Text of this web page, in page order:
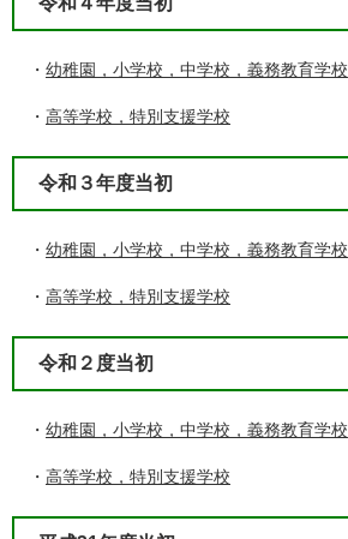
・ 幼稚園，小学校，中学校，義務教育学校
・ 高等学校，特別支援学校
令和３年度当初
・ 幼稚園，小学校，中学校，義務教育学校
・ 高等学校，特別支援学校
令和２度当初
・ 幼稚園，小学校，中学校，義務教育学校
・ 高等学校，特別支援学校